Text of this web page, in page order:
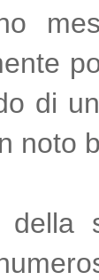
di
noto
della